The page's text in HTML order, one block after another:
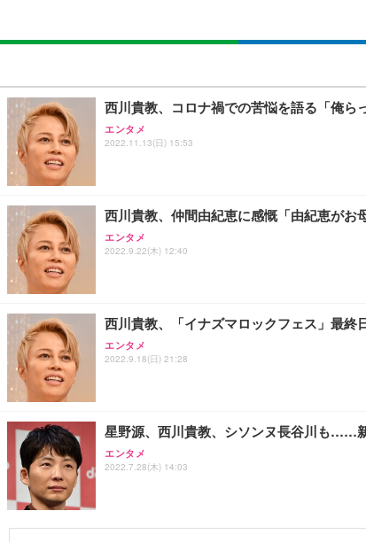
西川貴教、コロナ禍での苦悩を語る「俺ら
エンタメ
2022.11.13(日) 15:53
西川貴教、仲間由紀恵に感慨「由紀恵がお
エンタメ
2022.9.22(木) 12:40
西川貴教、「イナズマロックフェス」最終
エンタメ
2022.9.18(日) 21:28
星野源、西川貴教、シソンヌ長谷川も……
エンタメ
2022.7.28(木) 14:03